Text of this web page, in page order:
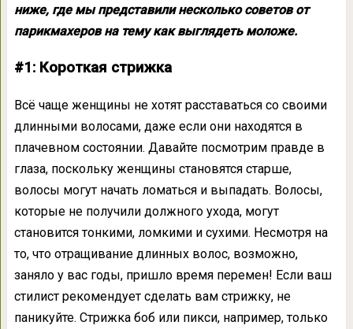
ниже, где мы представили несколько советов от
парикмахеров на тему как выглядеть моложе.
#1: Короткая стрижка
Всё чаще женщины не хотят расставаться со своими
длинными волосами, даже если они находятся в
плачевном состоянии. Давайте посмотрим правде в
глаза, поскольку женщины становятся старше,
волосы могут начать ломаться и выпадать. Волосы,
которые не получили должного ухода, могут
становится тонкими, ломкими и сухими. Несмотря на
то, что отращивание длинных волос, возможно,
заняло у вас годы, пришло время перемен! Если ваш
стилист рекомендует сделать вам стрижку, не
паникуйте. Стрижка боб или пикси, например, только